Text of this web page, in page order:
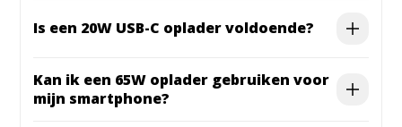
Is een 20W USB-C oplader voldoende?
Kan ik een 65W oplader gebruiken voor
mijn smartphone?